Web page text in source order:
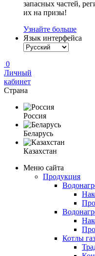
запасных частей,
их на призы!
Узнайте больше
Язык интерфейса
0
Личный
кабинет
Страна
Россия
Беларусь
Казахстан
Меню сайта
Продукция
Котлы